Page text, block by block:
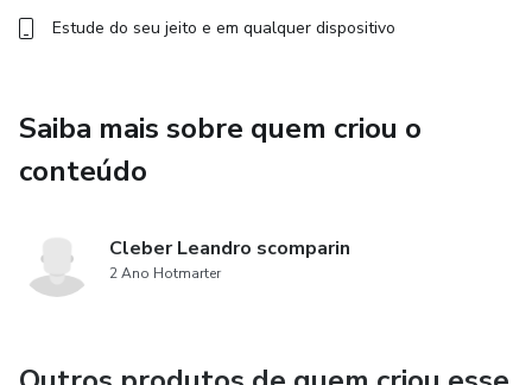
Estude do seu jeito e em qualquer dispositivo
Saiba mais sobre quem criou o
conteúdo
Cleber Leandro scomparin
2 Ano Hotmarter